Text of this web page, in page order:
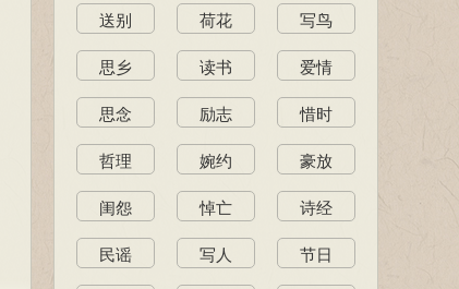
送别 荷花 写鸟
思乡 读书 爱情
思念 励志 惜时
哲理 婉约 豪放
闺怨 悼亡 诗经
民谣 写人 节日